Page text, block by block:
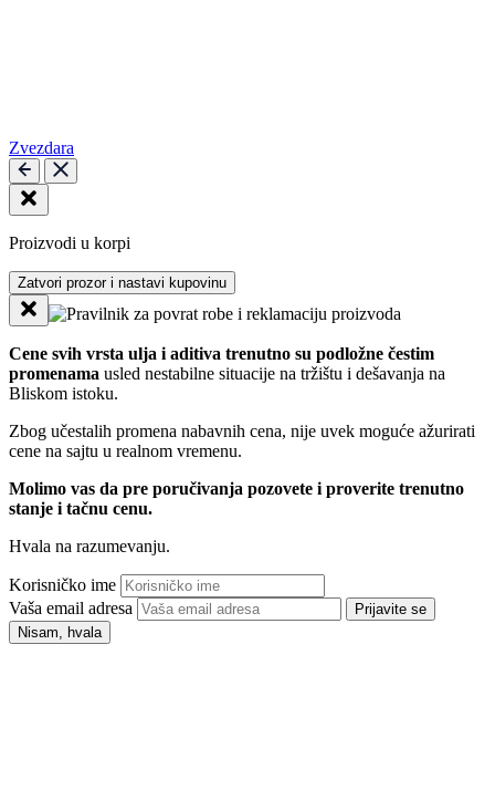
Zvezdara
Proizvodi u korpi
Zatvori prozor i nastavi kupovinu
Cene svih vrsta ulja i aditiva trenutno su podložne čestim
promenama usled nestabilne situacije na tržištu i dešavanja na
Bliskom istoku.
Zbog učestalih promena nabavnih cena, nije uvek moguće ažurirati
cene na sajtu u realnom vremenu.
Molimo vas da pre poručivanja pozovete i proverite trenutno
stanje i tačnu cenu.
Hvala na razumevanju.
Korisničko ime
Vaša email adresa
Prijavite se
Nisam, hvala